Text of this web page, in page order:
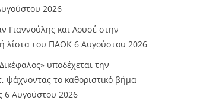
2026
Γιαννούλης και Λουσέ στην
λίστα του ΠΑΟΚ 6 Αυγούστου 2026
υποδέχεται την
ψάχνοντας το καθοριστικό βήμα
6 Αυγούστου 2026